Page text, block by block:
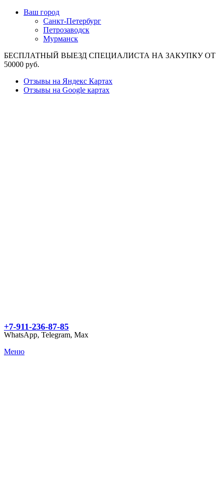
Ваш город
Санкт-Петербург
Петрозаводск
Мурманск
БЕСПЛАТНЫЙ ВЫЕЗД СПЕЦИАЛИСТА НА ЗАКУПКУ ОТ
50000 руб.
Отзывы на Яндекс Картах
Отзывы на Google картах
+7-911-236-87-85
WhatsApp, Telegram, Max
Меню